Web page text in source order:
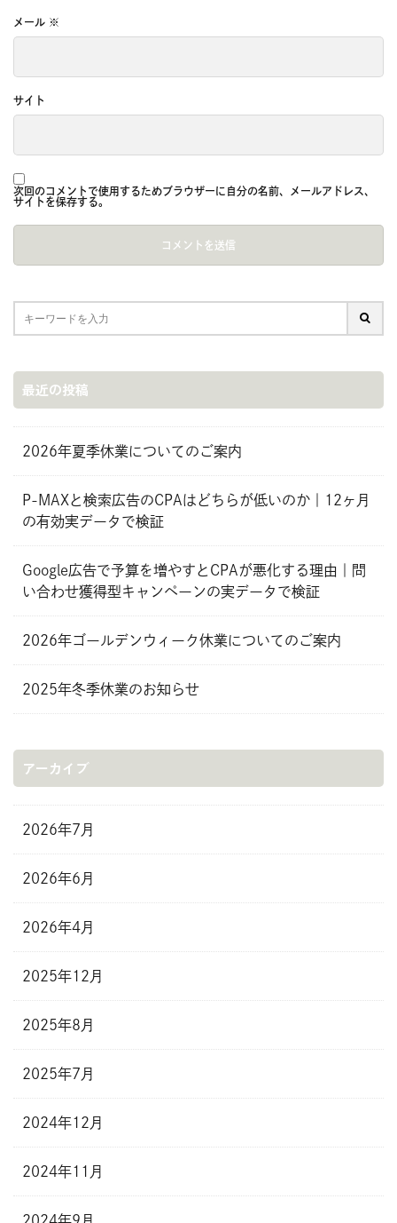
メール ※
サイト
次回のコメントで使用するためブラウザーに自分の名前、メールアドレス、
サイトを保存する。
最近の投稿
2026年夏季休業についてのご案内
P-MAXと検索広告のCPAはどちらが低いのか｜12ヶ月
の有効実データで検証
Google広告で予算を増やすとCPAが悪化する理由｜問
い合わせ獲得型キャンペーンの実データで検証
2026年ゴールデンウィーク休業についてのご案内
2025年冬季休業のお知らせ
アーカイブ
2026年7月
2026年6月
2026年4月
2025年12月
2025年8月
2025年7月
2024年12月
2024年11月